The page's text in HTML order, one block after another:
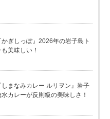
ぎしっぽ』2026年の岩子島ト
美味しい！
しまなみカレー ルリヲン』岩子
カレーが反則級の美味しさ！